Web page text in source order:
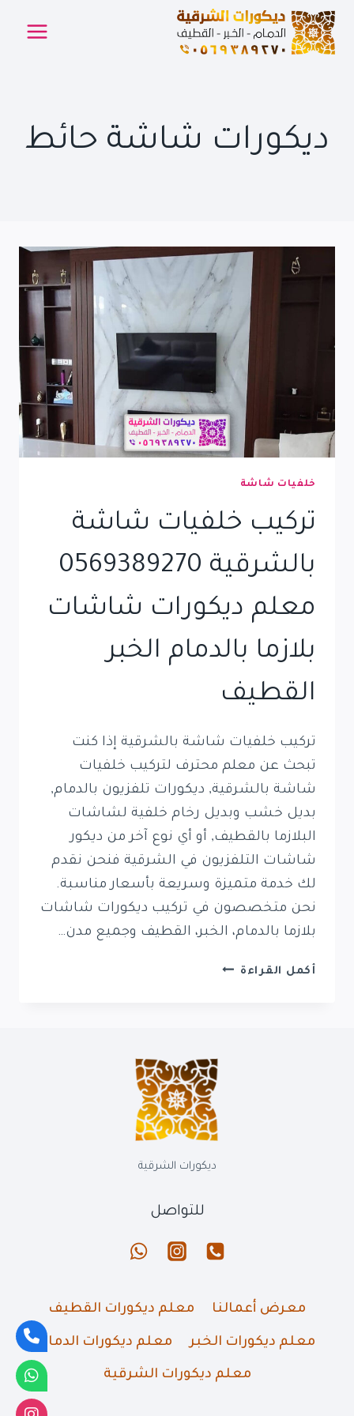
التجاوز
المحتوى
ديكورات شاشة حائط
خلفيات شاشة
تركيب خلفيات شاشة
بالشرقية 0569389270
معلم ديكورات شاشات
بلازما بالدمام الخبر
القطيف
تركيب خلفيات شاشة بالشرقية إذا كنت
تبحث عن معلم محترف لتركيب خلفيات
شاشة بالشرقية, ديكورات تلفزيون بالدمام,
بديل خشب وبديل رخام خلفية لشاشات
البلازما بالقطيف, أو أي نوع آخر من ديكور
شاشات التلفزيون في الشرقية فنحن نقدم
لك خدمة متميزة وسريعة بأسعار مناسبة.
نحن متخصصون في تركيب ديكورات شاشات
بلازما بالدمام، الخبر، القطيف وجميع مدن…
أكمل القراءة تركيب
معلم
ديكورات
شاشات
بلازما
بالدمام
ديكورات الشرقية
للتواصل
معرض أعمالنا معلم ديكورات القطيف
معلم ديكورات الخبر معلم ديكورات الدمام
معلم ديكورات الشرقية